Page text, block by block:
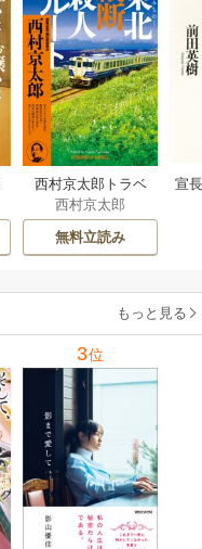
西村京太郎トラベ
ルミステリー・セ
レクション 2巻
西村京太郎
無料立読み
宣
もっと見る
3位